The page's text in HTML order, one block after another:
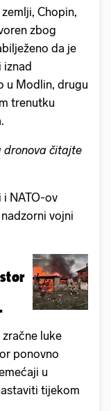
Chopin,
zbog
da je
iznad
u Modlin, drugu
trenutku
dronova čitajte
i NATO-ov
vojni
luke
ponovno
u
tijekom